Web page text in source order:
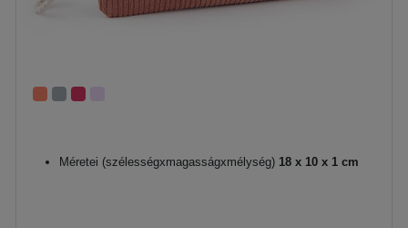
Méretei (szélességxmagasságxmélység) 18 x 10 x 1 cm